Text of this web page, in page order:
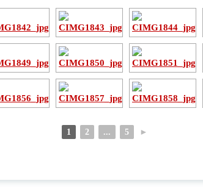
1 2 ... 5 ►